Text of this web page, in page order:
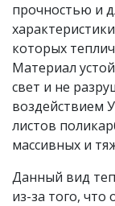
прочностью и
которых
Материал
свет и не
воздействием
листов
массивных и
Данный вид
из-за того, что